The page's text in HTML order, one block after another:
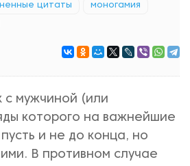
цитаты моногамия
с мужчиной (или
которого на важнейшие
и не до конца, но
В противном случае